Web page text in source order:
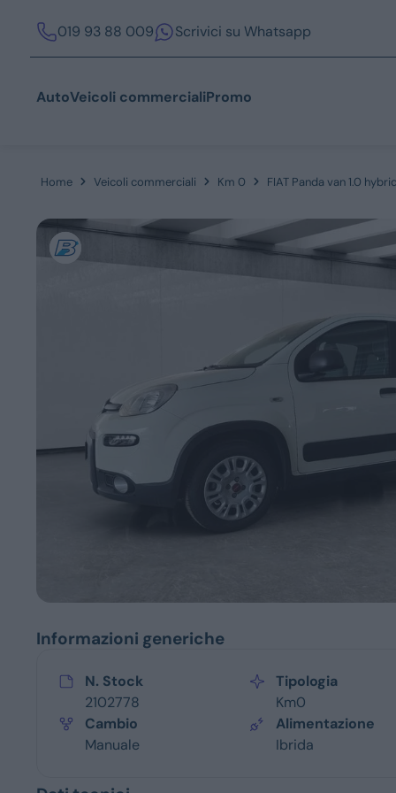
019 93 88 009 Scrivici su Whatsapp
AutoVeicoli commercialiPromo
Acquista
Servizi
Home Veicoli commerciali Km 0 FIAT Panda van 1.0
Informazioni generiche
N. Stock
2102778
Tipologia
Km0
Cambio
Manuale
Alimentazione
Ibrida